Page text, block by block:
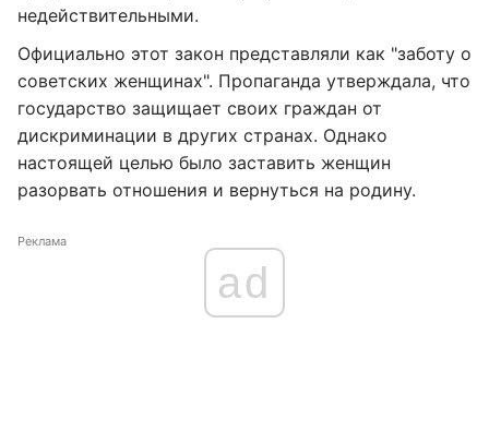
недействительными.
Официально этот закон представляли как "заботу о
советских женщинах". Пропаганда утверждала, что
государство защищает своих граждан от
дискриминации в других странах. Однако
настоящей целью было заставить женщин
разорвать отношения и вернуться на родину.
Реклама
ad